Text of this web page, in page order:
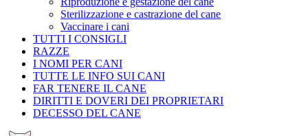
Sterilizzazione e castrazione del cane
Vaccinare i cani
TUTTI I CONSIGLI
RAZZE
I NOMI PER CANI
TUTTE LE INFO SUI CANI
FAR TENERE IL CANE
DIRITTI E DOVERI DEI PROPRIETARI
DECESSO DEL CANE